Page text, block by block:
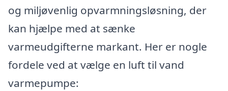
og miljøvenlig opvarmningsløsning, der
kan hjælpe med at sænke
varmeudgifterne markant. Her er nogle
fordele ved at vælge en luft til vand
varmepumpe: